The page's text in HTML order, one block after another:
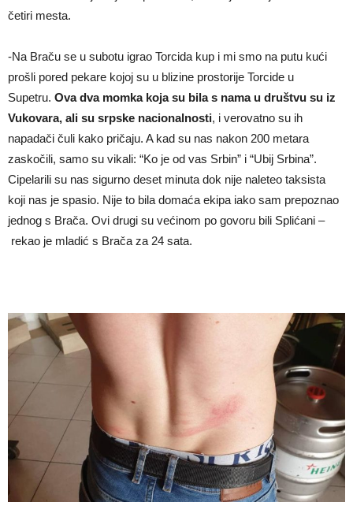
četiri mesta.
-Na Braču se u subotu igrao Torcida kup i mi smo na putu kući
prošli pored pekare kojoj su u blizine prostorije Torcide u
Supetru. Ova dva momka koja su bila s nama u društvu su iz
Vukovara, ali su srpske nacionalnosti, i verovatno su ih
napadači čuli kako pričaju. A kad su nas nakon 200 metara
zaskočili, samo su vikali: “Ko je od vas Srbin” i “Ubij Srbina”.
Cipelarili su nas sigurno deset minuta dok nije naleteo taksista
koji nas je spasio. Nije to bila domaća ekipa iako sam prepoznao
jednog s Brača. Ovi drugi su većinom po govoru bili Splićani –
rekao je mladić s Brača za 24 sata.